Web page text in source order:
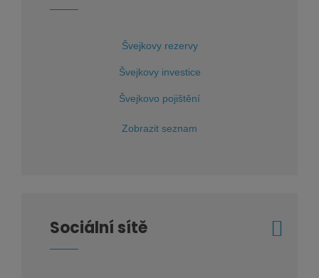
Švejkovy rezervy
Švejkovy investice
Švejkovo pojištění
Zobrazit seznam
Sociální sítě